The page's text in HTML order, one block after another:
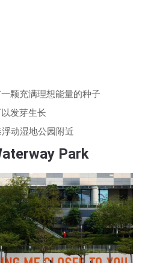
颗充满理想能量的种子
发芽生长
动湿地公园附近
Park